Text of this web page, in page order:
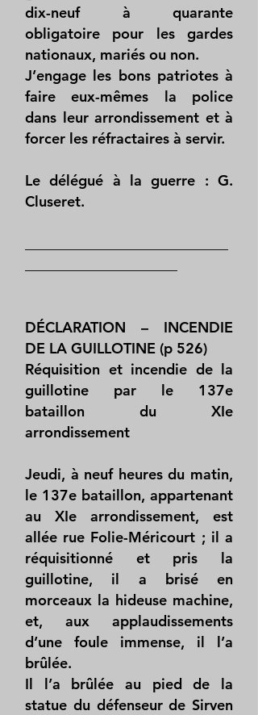
dix-neuf à quarante
obligatoire pour les gardes
nationaux, mariés ou non.
J’engage les bons patriotes à
faire eux-mêmes la police
dans leur arrondissement et à
forcer les réfractaires à servir.
Le délégué à la guerre : G.
Cluseret.
DÉCLARATION – INCENDIE
DE LA GUILLOTINE (p 526)
Réquisition et incendie de la
guillotine par le 137e
bataillon du XIe
arrondissement
Jeudi, à neuf heures du matin,
le 137e bataillon, appartenant
au XIe arrondissement, est
allée rue Folie-Méricourt ; il a
réquisitionné et pris la
guillotine, il a brisé en
morceaux la hideuse machine,
et, aux applaudissements
d’une foule immense, il l’a
brûlée.
Il l’a brûlée au pied de la
statue du défenseur de Sirven